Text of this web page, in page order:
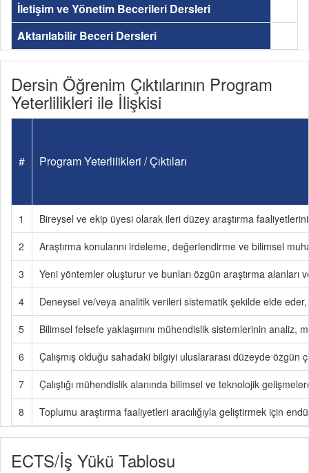
İletişim ve Yönetim Becerileri Dersleri
Aktarılabilir Beceri Dersleri
Dersin Öğrenim Çıktılarının Program
Yeterlilikleri ile İlişkisi
# Program Yeterlilikleri / Çıktıları
1
Bireysel ve ekip üyesi olarak ileri düzey araştırma
2
Araştırma konularını irdeleme, değerlendirme ve bilimsel
3
Yeni yöntemler oluşturur ve bunları özgün araştırma alanları
4
Deneysel ve/veya analitik verileri sistematik şekilde elde
5
Bilimsel felsefe yaklaşımını mühendislik sistemlerinin analiz,
6
Çalışmış olduğu sahadaki bilgiyi uluslararası düzeyde
7
Çalıştığı mühendislik alanında bilimsel ve teknolojik
8
Toplumu araştırma faaliyetleri aracılığıyla geliştirmek için
ECTS/İş Yükü Tablosu